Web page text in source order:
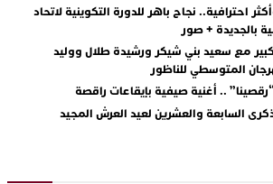
احترافية.. نجاح باهر للدورة التكوينية لاتحاد
بالجديدة + صور
مع سعيد بني شيكر ورشيدة طلال ووليد
المتوسطي للناظور
.. أغنية صيفية بإيقاعات راقصة
السابعة والعشرين لعيد العرش المجيد
تألقها الفني وتؤكد مكانتها بأداء مميز في